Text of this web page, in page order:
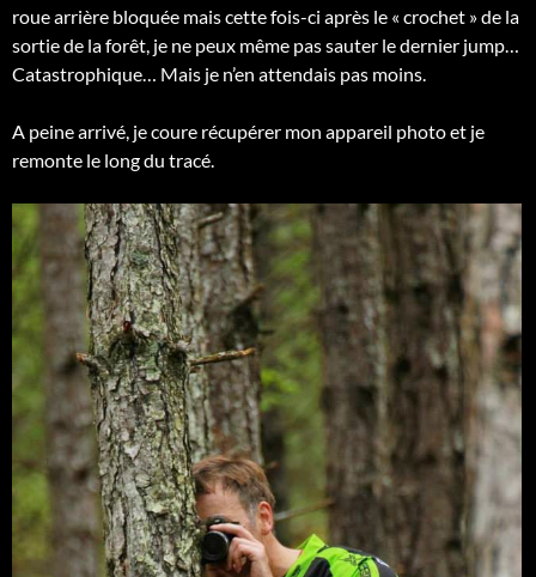
roue arrière bloquée mais cette fois-ci après le « crochet » de la
sortie de la forêt, je ne peux même pas sauter le dernier jump…
Catastrophique… Mais je n’en attendais pas moins.
A peine arrivé, je coure récupérer mon appareil photo et je
remonte le long du tracé.